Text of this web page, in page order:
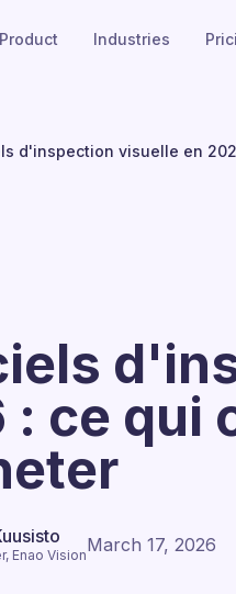
Product Industries
d'inspection visuelle en
: ce qui
Enao VisionMarch 17, 2026